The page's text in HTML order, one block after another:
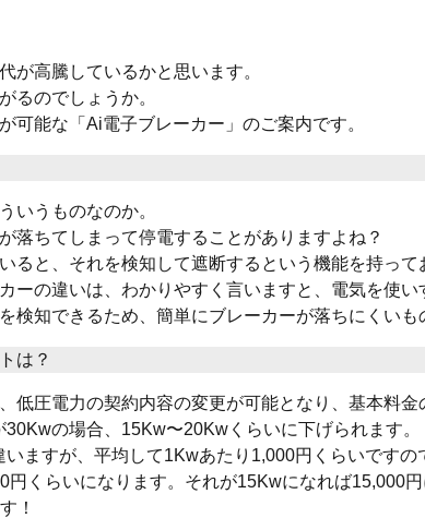
が高騰しているかと思います。
るのでしょうか。
可能な「Ai電子ブレーカー」のご案内です。
いうものなのか。
落ちてしまって停電することがありますよね？
ると、それを検知して遮断するという機能を持って
ーの違いは、わかりやすく言いますと、電気を使
検知できるため、簡単にブレーカーが落ちにくいも
は？
低圧電力の契約内容の変更が可能となり、基本料金
の場合、15Kw〜20Kwくらいに下げられます。
ますが、平均して1Kwあたり1,000円くらいですの
くらいになります。それが15Kwになれば15,000円
！